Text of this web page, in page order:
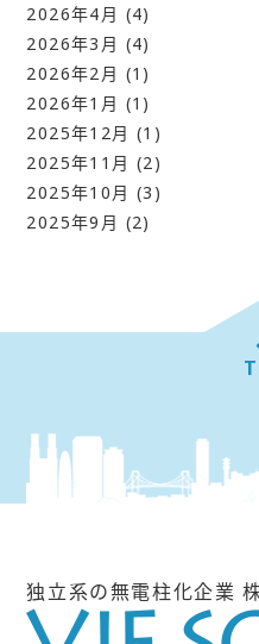
2026年4月 (4)
2026年3月 (4)
2026年2月 (1)
2026年1月 (1)
2025年12月 (1)
2025年11月 (2)
2025年10月 (3)
2025年9月 (2)
独立系の無電柱化企業